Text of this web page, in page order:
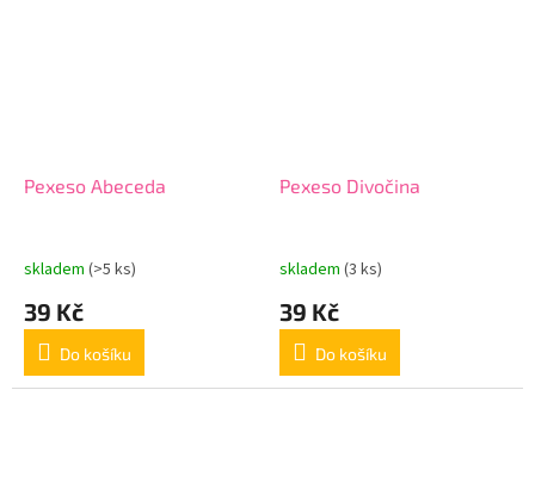
Pexeso Abeceda
skladem (>5 ks)
39 Kč
Do košíku
Pexeso Divočina
skladem (3 ks)
39 Kč
Do košíku